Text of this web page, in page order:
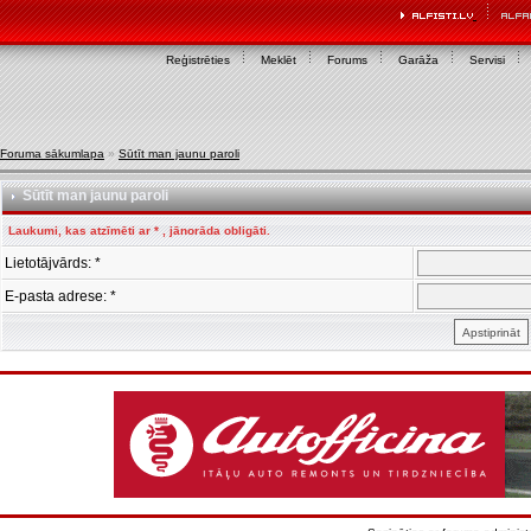
Reģistrēties Meklēt Forums Garāža Servisi
Foruma sākumlapa » Sūtīt man jaunu paroli
Sūtīt man jaunu paroli
Laukumi, kas atzīmēti ar * , jānorāda obligāti.
Lietotājvārds: *
E-pasta adrese: *